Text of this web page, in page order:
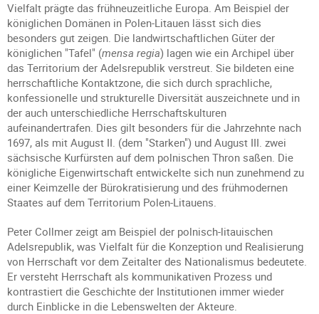
Vielfalt prägte das frühneuzeitliche Europa. Am Beispiel der
königlichen Domänen in Polen-Litauen lässt sich dies
besonders gut zeigen. Die landwirtschaftlichen Güter der
königlichen "Tafel" (mensa regia) lagen wie ein Archipel über
das Territorium der Adelsrepublik verstreut. Sie bildeten eine
herrschaftliche Kontaktzone, die sich durch sprachliche,
konfessionelle und strukturelle Diversität auszeichnete und in
der auch unterschiedliche Herrschaftskulturen
aufeinandertrafen. Dies gilt besonders für die Jahrzehnte nach
1697, als mit August II. (dem "Starken") und August III. zwei
sächsische Kurfürsten auf dem polnischen Thron saßen. Die
königliche Eigenwirtschaft entwickelte sich nun zunehmend zu
einer Keimzelle der Bürokratisierung und des frühmodernen
Staates auf dem Territorium Polen-Litauens.
Peter Collmer zeigt am Beispiel der polnisch-litauischen
Adelsrepublik, was Vielfalt für die Konzeption und Realisierung
von Herrschaft vor dem Zeitalter des Nationalismus bedeutete.
Er versteht Herrschaft als kommunikativen Prozess und
kontrastiert die Geschichte der Institutionen immer wieder
durch Einblicke in die Lebenswelten der Akteure.